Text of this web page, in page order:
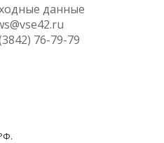
данные
76-79-79